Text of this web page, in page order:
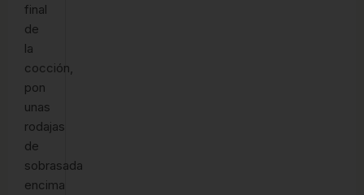
final
de
la
cocción,
pon
unas
rodajas
de
sobrasada
encima